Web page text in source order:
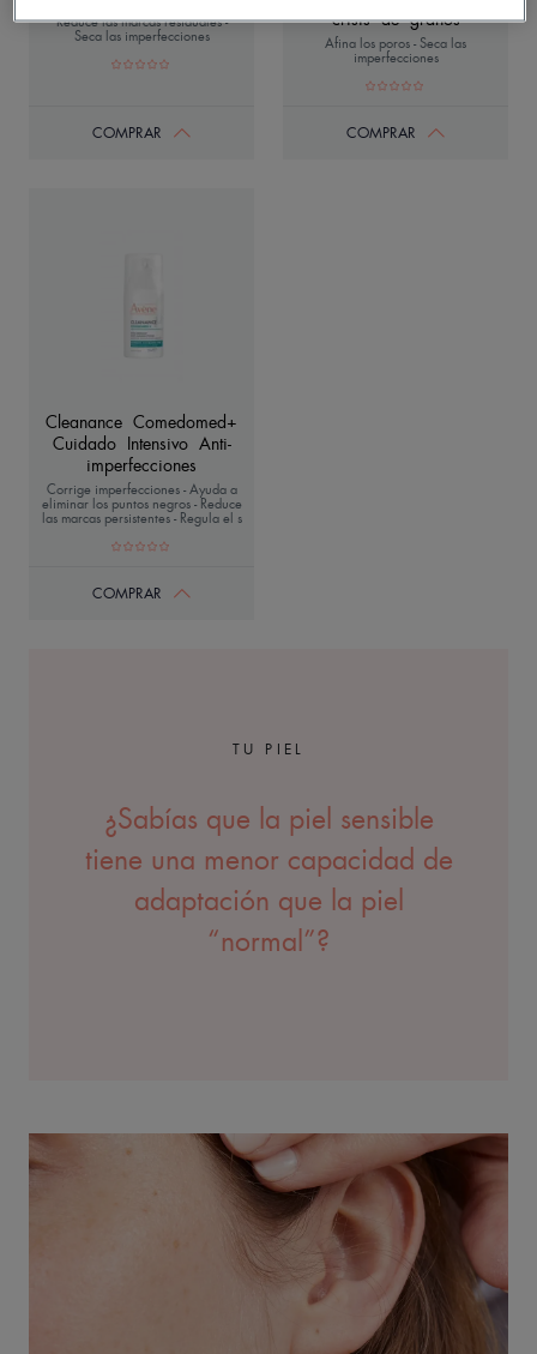
Reduce las marcas residuales -
Seca las imperfecciones
COMPRAR
crisis de granos
Afina los poros - Seca las
imperfecciones
COMPRAR
Cleanance Comedomed+
Cuidado Intensivo Anti-
imperfecciones
Corrige imperfecciones - Ayuda a
eliminar los puntos negros - Reduce
las marcas persistentes - Regula el s
COMPRAR
TU PIEL
¿Sabías que la piel sensible
tiene una menor capacidad de
adaptación que la piel
“normal”?